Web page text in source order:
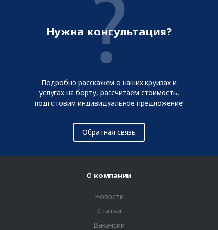
Нужна консультация?
Подробно расскажем о наших круизах и
услугах на борту, рассчитаем стоимость,
подготовим индивидуальное предложение!
Обратная связь
О компании
Новости
Статьи
Вакансии